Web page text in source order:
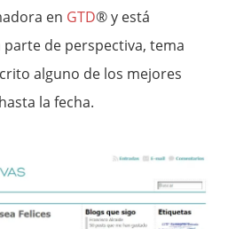
en GTD® y está
parte de perspectiva, tema
alguno de los mejores
la fecha.